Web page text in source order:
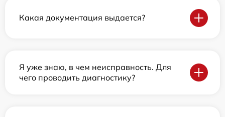
Какая документация выдается?
Я уже знаю, в чем неисправность. Для
чего проводить диагностику?